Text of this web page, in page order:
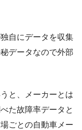
自にデータを収集
データなので外部
と、メーカーとは
た故障率データと
ごとの自動車メー